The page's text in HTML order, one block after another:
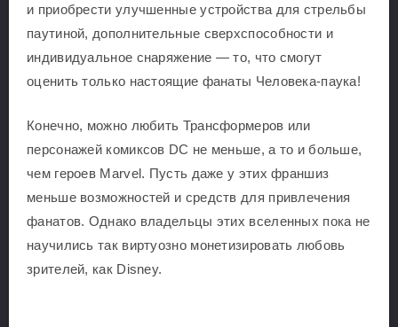
и приобрести улучшенные устройства для стрельбы
паутиной, дополнительные сверхспособности и
индивидуальное снаряжение — то, что смогут
оценить только настоящие фанаты Человека-паука!
Конечно, можно любить Трансформеров или
персонажей комиксов DC не меньше, а то и больше,
чем героев Marvel. Пусть даже у этих франшиз
меньше возможностей и средств для привлечения
фанатов. Однако владельцы этих вселенных пока не
научились так виртуозно монетизировать любовь
зрителей, как Disney.